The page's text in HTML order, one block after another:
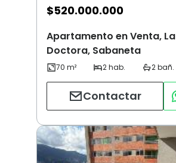
$520.000.000
Apartamento en Venta, La
Doctora, Sabaneta
Contactar